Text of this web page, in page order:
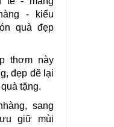
- kiểu
quà đẹp
thơm này
đẹp đẽ lại
tặng.
sang
giữ mùi